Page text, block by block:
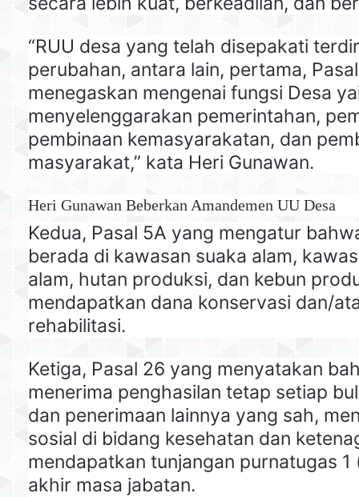
“RUU desa yang telah disepakati
perubahan, antara lain, pertama,
menegaskan mengenai fungsi Desa
menyelenggarakan pemerintahan,
pembinaan kemasyarakatan, dan
masyarakat,” kata Heri Gunawan.
Heri Gunawan Beberkan Amandemen UU Desa
Kedua, Pasal 5A yang mengatur
berada di kawasan suaka alam,
alam, hutan produksi, dan kebun
mendapatkan dana konservasi dan/
rehabilitasi.
Ketiga, Pasal 26 yang menyatakan
menerima penghasilan tetap setiap
dan penerimaan lainnya yang sah,
sosial di bidang kesehatan dan
mendapatkan tunjangan purnatugas 1
akhir masa jabatan.